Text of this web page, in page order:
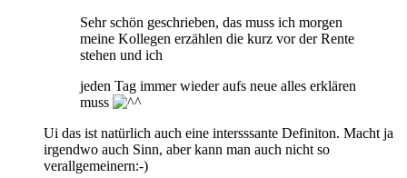
Sehr schön geschrieben, das muss ich morgen
meine Kollegen erzählen die kurz vor der Rente
stehen und ich
jeden Tag immer wieder aufs neue alles erklären
muss
Ui das ist natürlich auch eine intersssante Definiton. Macht ja
irgendwo auch Sinn, aber kann man auch nicht so
verallgemeinern:-)